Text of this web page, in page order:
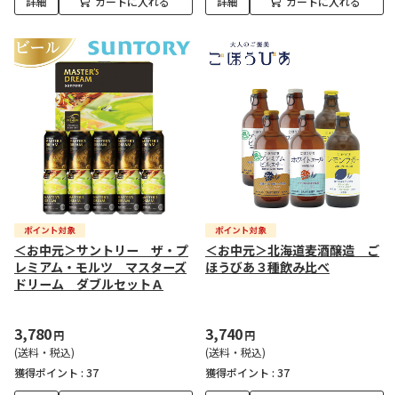
＜お中元＞サントリー ザ・プ
レミアム・モルツ マスターズ
ドリーム ダブルセットＡ
3,780円
(送料・税込)
獲得ポイント : 37
＜お中元＞北海道麦酒醸造 ご
ほうびあ３種飲み比べ
3,740円
(送料・税込)
獲得ポイント : 37